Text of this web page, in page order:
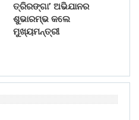
ତ୍ରିରଙ୍ଗା’ ଅଭିଯାନର
ଶୁଭାରମ୍ଭ କଲେ
ମୁଖ୍ୟମନ୍ତ୍ରୀ